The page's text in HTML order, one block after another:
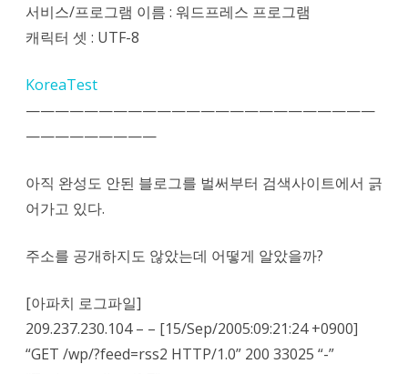
서비스/프로그램 이름 : 워드프레스 프로그램
캐릭터 셋 : UTF-8
KoreaTest
————————————————————————
—————————
아직 완성도 안된 블로그를 벌써부터 검색사이트에서 긁
어가고 있다.
주소를 공개하지도 않았는데 어떻게 알았을까?
[아파치 로그파일]
209.237.230.104 – – [15/Sep/2005:09:21:24 +0900]
“GET /wp/?feed=rss2 HTTP/1.0” 200 33025 “-”